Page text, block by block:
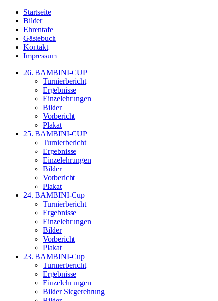
Startseite
Bilder
Ehrentafel
Gästebuch
Kontakt
Impressum
26. BAMBINI-CUP
Turnierbericht
Ergebnisse
Einzelehrungen
Bilder
Vorbericht
Plakat
25. BAMBINI-CUP
Turnierbericht
Ergebnisse
Einzelehrungen
Bilder
Vorbericht
Plakat
24. BAMBINI-Cup
Turnierbericht
Ergebnisse
Einzelehrungen
Bilder
Vorbericht
Plakat
23. BAMBINI-Cup
Turnierbericht
Ergebnisse
Einzelehrungen
Bilder Siegerehrung